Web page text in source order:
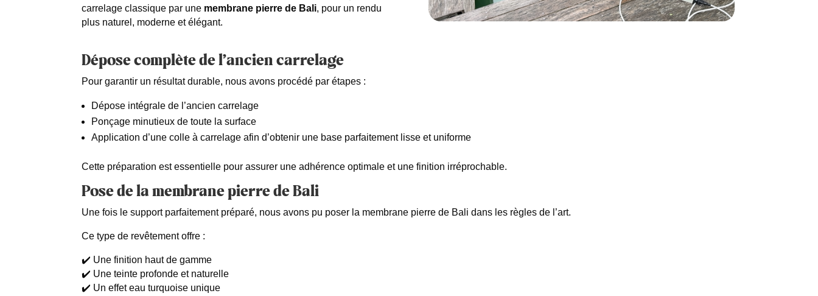
carrelage classique par une membrane pierre de Bali, pour un rendu
plus naturel, moderne et élégant.
Dépose complète de l’ancien carrelage
Pour garantir un résultat durable, nous avons procédé par étapes :
Dépose intégrale de l’ancien carrelage
Ponçage minutieux de toute la surface
Application d’une colle à carrelage afin d’obtenir une base parfaitement lisse et uniforme
Cette préparation est essentielle pour assurer une adhérence optimale et une finition irréprochable.
Pose de la membrane pierre de Bali
Une fois le support parfaitement préparé, nous avons pu poser la membrane pierre de Bali dans les règles de l’art.
Ce type de revêtement offre :
✔️ Une finition haut de gamme
✔️ Une teinte profonde et naturelle
✔️ Un effet eau turquoise unique